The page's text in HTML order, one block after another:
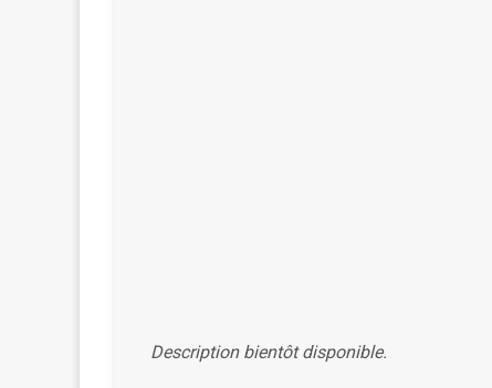
Description bientôt disponible.